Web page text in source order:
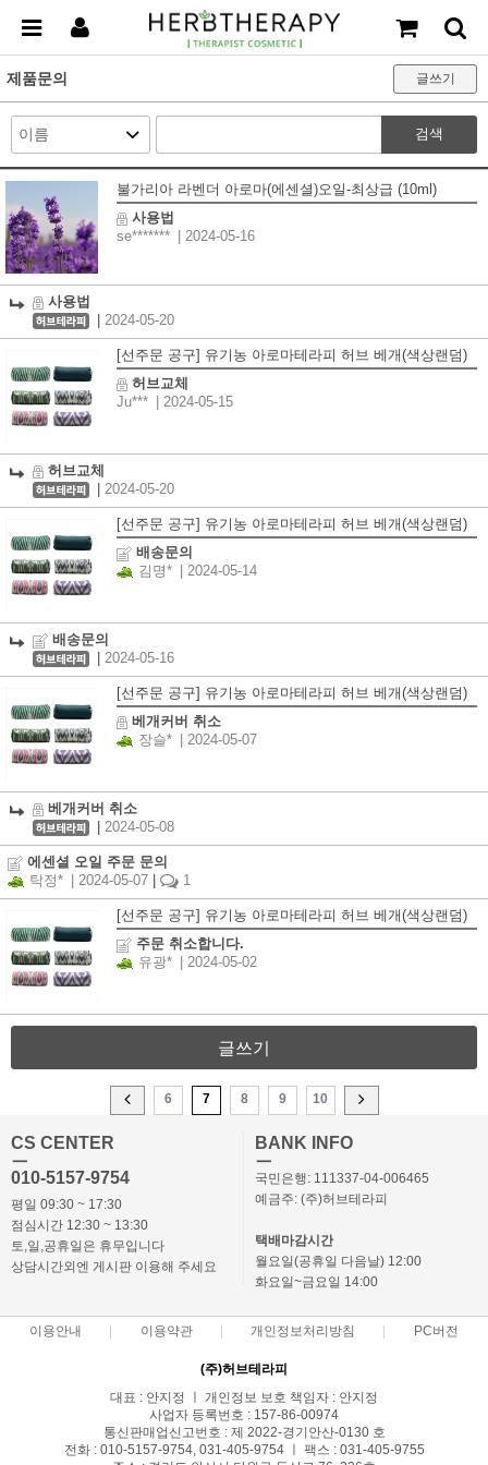
제품문의 글쓰기
검색
불가리아 라벤더 아로마(에센셜)오일-최상급 (10ml)
사용법
se*******
| 2024-05-16
사용법
2024-05-20
[선주문 공구] 유기농 아로마테라피 허브 베개(색상랜덤)
허브교체
Ju***
| 2024-05-15
허브교체
2024-05-20
[선주문 공구] 유기농 아로마테라피 허브 베개(색상랜덤)
배송문의
김명*
| 2024-05-14
배송문의
2024-05-16
[선주문 공구] 유기농 아로마테라피 허브 베개(색상랜덤)
베개커버 취소
장슬*
| 2024-05-07
베개커버 취소
2024-05-08
에센셜 오일 주문 문의
탁정*
| 2024-05-07 1
[선주문 공구] 유기농 아로마테라피 허브 베개(색상랜덤)
주문 취소합니다.
유광*
| 2024-05-02
글쓰기
6 7 8 9 10
CS CENTER
ㅡ
010-5157-9754
평일 09:30 ~ 17:30
점심시간 12:30 ~ 13:30
토,일,공휴일은 휴무입니다
상담시간외엔 게시판 이용해 주세요
BANK INFO
ㅡ
국민은행: 111337-04-006465
예금주: (주)허브테라피
택배마감시간
월요일(공휴일 다음날) 12:00
화요일~금요일 14:00
이용안내 이용약관 개인정보처리방침 PC버전
(주)허브테라피
대표 : 안지정 ㅣ 개인정보 보호 책임자 : 안지정
사업자 등록번호 : 157-86-00974
통신판매업신고번호 : 제 2022-경기안산-0130 호
전화 : 010-5157-9754, 031-405-9754 ㅣ 팩스 : 031-405-9755